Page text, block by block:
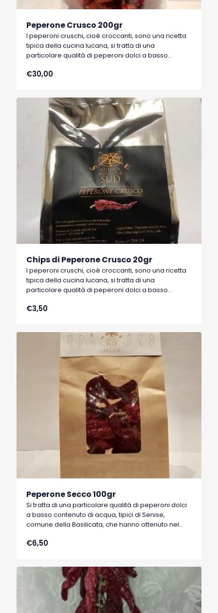
Peperone Crusco 200gr
I peperoni cruschi, cioè croccanti, sono una ricetta
tipica della cucina lucana, si tratta di una
particolare qualità di peperoni dolci a basso
Basilicata, che hanno ottenuto nel 1996 il marchio
€30,00
Chips di Peperone Crusco 20gr
I peperoni cruschi, cioè croccanti, sono una ricetta
tipica della cucina lucana, si tratta di una
particolare qualità di peperoni dolci a basso
Basilicata, che hanno ottenuto nel 1996 il marchio
€3,50
Peperone Secco 100gr
Si tratta di una particolare qualità di peperoni dolci
a basso contenuto di acqua, tipici di Senise,
comune della Basilicata, che hanno ottenuto nel
Protetta).
€6,50